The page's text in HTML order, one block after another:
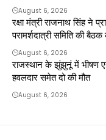
August 6, 2026
रक्षा मंत्री राजनाथ सिंह ने
परामर्शदात्री समिति की
August 6, 2026
राजस्थान के झुंझुनूं में भीषण
हवलदार समेत दो की मौत
August 6, 2026